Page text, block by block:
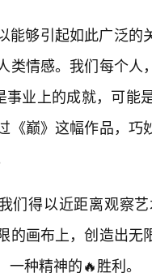
能够引起如此广泛
类情感。我们每个
事业上的成就，可
《巅》这幅作品，
们得以近距离观察
的画布上，创造出
种精神的🔥胜利。